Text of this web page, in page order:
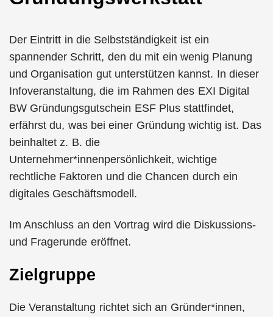
Der Eintritt in die Selbstständigkeit ist ein
spannender Schritt, den du mit ein wenig Planung
und Organisation gut unterstützen kannst. In dieser
Infoveranstaltung, die im Rahmen des EXI Digital
BW Gründungsgutschein ESF Plus stattfindet,
erfährst du, was bei einer Gründung wichtig ist. Das
beinhaltet z. B. die
Unternehmer*innenpersönlichkeit, wichtige
rechtliche Faktoren und die Chancen durch ein
digitales Geschäftsmodell.
Im Anschluss an den Vortrag wird die Diskussions-
und Fragerunde eröffnet.
Zielgruppe
Die Veranstaltung richtet sich an Gründer*innen,